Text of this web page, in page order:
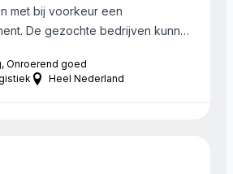
met bij voorkeur een
De gezochte bedrijven kunnen
Onroerend goed
Heel Nederland